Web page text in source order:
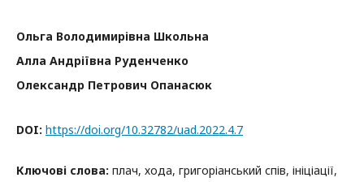
Ольга Володимирівна Школьна
Алла Андріївна Руденченко
Олександр Петрович Опанасюк
DOI: https://doi.org/10.32782/uad.2022.4.7
Ключові слова: плач, хода, григоріанський спів, ініціації,